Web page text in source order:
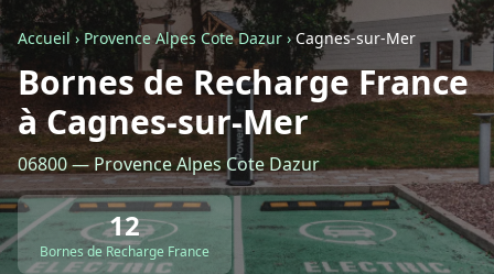
Autre
Retour à la liste des métiers
CGU-Confidentialité- Service proposé parViteUnDevis.com-Vous
Accueil› Provence Alpes Cote Dazur ›Cagnes-sur-Mer
Bornes de Recharge France
à Cagnes-sur-Mer
06800 — Provence Alpes Cote Dazur
12
Bornes de Recharge France